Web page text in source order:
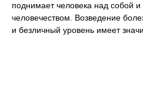
поднимает человека над собой
человечеством. Возведение
и безличный уровень имеет